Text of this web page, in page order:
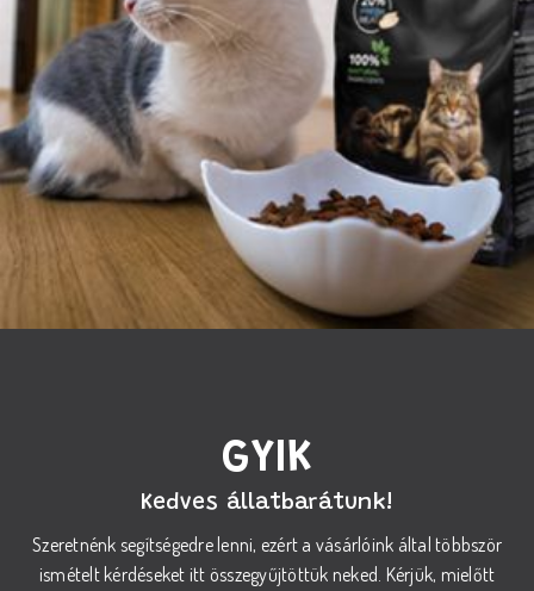
GYIK
Kedves állatbarátunk!
Szeretnénk segítségedre lenni, ezért a vásárlóink által többször
ismételt kérdéseket itt összegyűjtöttük neked. Kérjük, mielőtt